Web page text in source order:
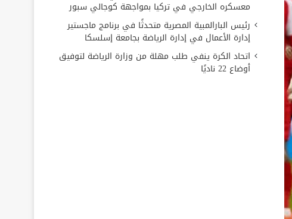
معسكره الخارجي في تركيا بمواجهة كوجالي سبور
رئيس البارالمبية المصرية متحدثًا في برنامج ماجستير
إدارة الأعمال في إدارة الرياضة بجامعة إسلسكا
اتحاد الكرة ينفي طلب مهلة من وزارة الرياضة لتوفيق
أوضاع 22 ناديًا